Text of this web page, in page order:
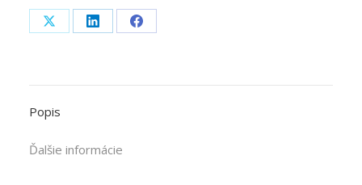
Share
X
Share
LinkedIn
Share
Facebook
Popis
Ďalšie informácie